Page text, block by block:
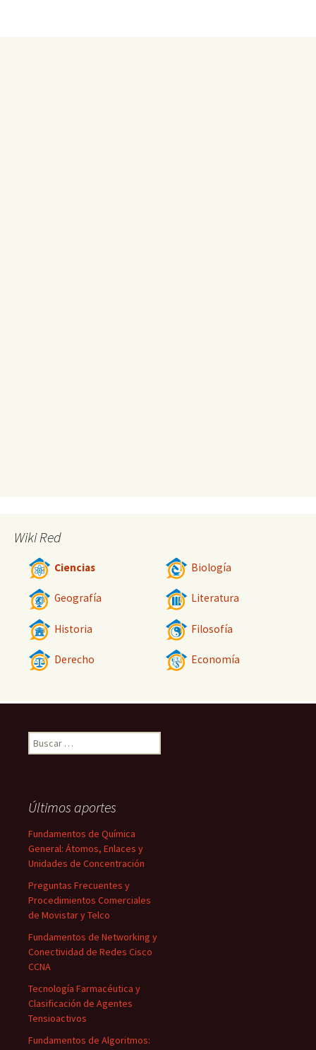
Wiki Red
Ciencias Biología
Geografía Literatura
Historia Filosofía
Derecho Economía
Buscar:
Últimos aportes
Fundamentos de Química
General: Átomos, Enlaces y
Unidades de Concentración
Preguntas Frecuentes y
Procedimientos Comerciales
de Movistar y Telco
Fundamentos de Networking y
Conectividad de Redes Cisco
CCNA
Tecnología Farmacéutica y
Clasificación de Agentes
Tensioactivos
Fundamentos de Algoritmos: